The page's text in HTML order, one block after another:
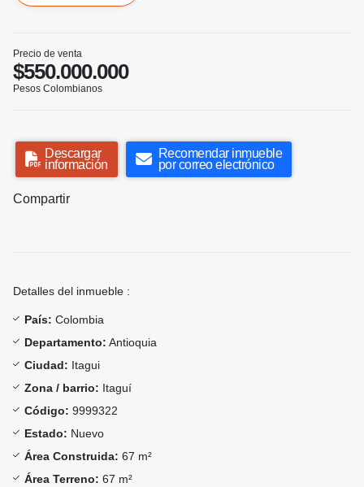
Precio de venta
$550.000.000
Pesos Colombianos
Descargar
información
Recomendar inmueble
por correo electrónico
Compartir
Detalles del inmueble :
País: Colombia
Departamento: Antioquia
Ciudad: Itagui
Zona / barrio: Itaguí
Código: 9999322
Estado: Nuevo
Área Construida: 67 m²
Área Terreno: 67 m²